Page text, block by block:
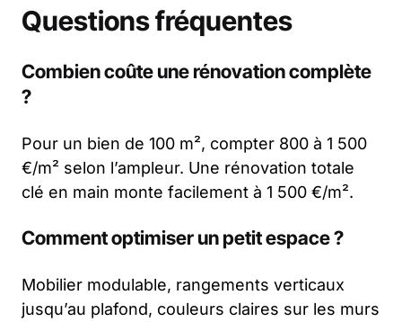
Questions fréquentes
Combien coûte une rénovation complète
?
Pour un bien de 100 m², compter 800 à 1 500
€/m² selon l’ampleur. Une rénovation totale
clé en main monte facilement à 1 500 €/m².
Comment optimiser un petit espace ?
Mobilier modulable, rangements verticaux
jusqu’au plafond, couleurs claires sur les murs